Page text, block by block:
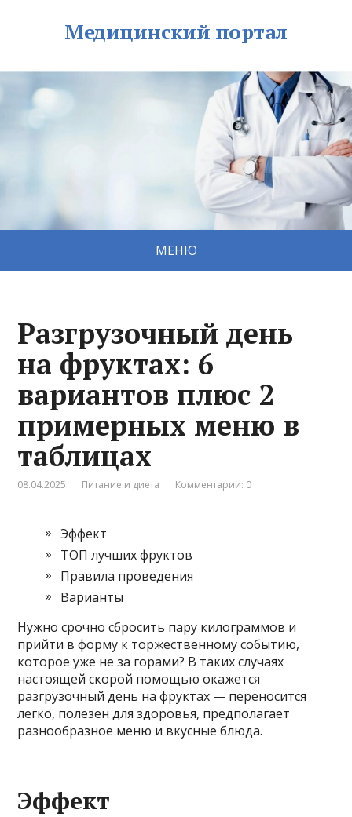
Медицинский портал
МЕНЮ
Разгрузочный день
на фруктах: 6
вариантов плюс 2
примерных меню в
таблицах
08.04.2025 Питание и диета Комментарии: 0
Эффект
ТОП лучших фруктов
Правила проведения
Варианты
Нужно срочно сбросить пару килограммов и
прийти в форму к торжественному событию,
которое уже не за горами? В таких случаях
настоящей скорой помощью окажется
разгрузочный день на фруктах — переносится
легко, полезен для здоровья, предполагает
разнообразное меню и вкусные блюда.
Эффект